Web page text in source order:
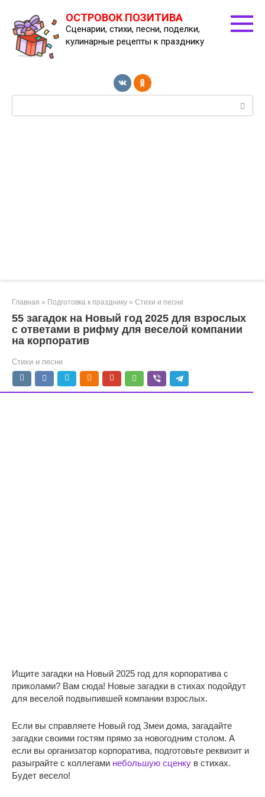
контенту
ОСТРОВОК ПОЗИТИВА
Сценарии, стихи, песни, поделки,
кулинарные рецепты к празднику
Главная » Подготовка к празднику » Стихи и песни
55 загадок на Новый год 2025 для взрослых
с ответами в рифму для веселой компании
на корпоратив
Стихи и песни
Ищите загадки на Новый 2025 год для корпоратива с
приколами? Вам сюда! Новые загадки в стихах подойдут
для веселой подвыпившей компании взрослых.
Если вы справляете Новый год Змеи дома, загадайте
загадки своими гостям прямо за новогодним столом. А
если вы организатор корпоратива, подготовьте реквизит и
разыграйте с коллегами небольшую сценку в стихах.
Будет весело!